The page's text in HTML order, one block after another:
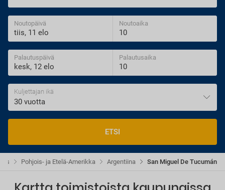
Noutopäivä Noutoaika
Palautuspäivä Palautusaika
Kuljettajan ikä
30 vuotta
ETSI
San Miguel De Tucumán
Argentiina
Pohjois- ja Etelä-Amerikka